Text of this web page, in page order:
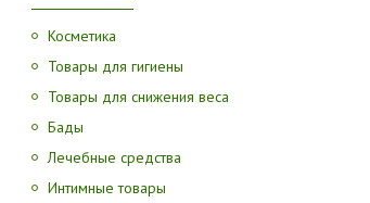
Косметика
Товары для гигиены
Товары для снижения веса
Бады
Лечебные средства
Интимные товары